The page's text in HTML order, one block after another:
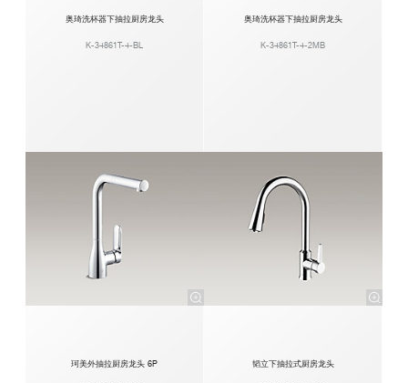
奥琦洗杯器下抽拉厨房龙头
K-34861T-4-BL
奥琦洗杯器下抽拉厨房龙头
K-34861T-4-2MB
珂美外抽拉厨房龙头 6P 韬立下抽拉式厨房龙头